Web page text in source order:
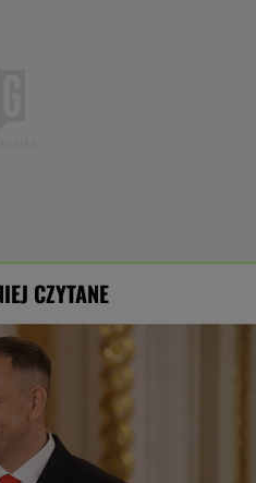
CZYTANE